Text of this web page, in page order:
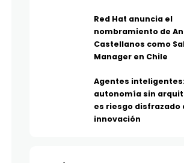
Red Hat anuncia el
nombramiento de
Castellanos como
Manager en Chile
Agentes inteligentes:
autonomía sin
es riesgo disfrazado
innovación